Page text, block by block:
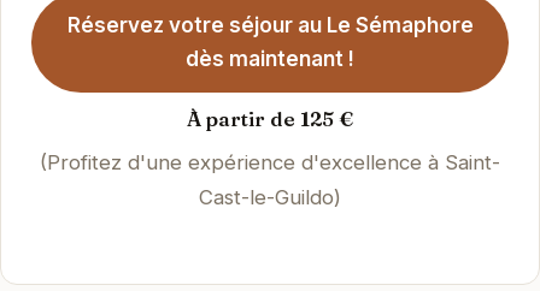
Réservez votre séjour au Le Sémaphore
dès maintenant !
À partir de 125 €
(Profitez d'une expérience d'excellence à Saint-
Cast-le-Guildo)